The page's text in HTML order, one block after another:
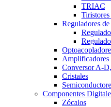
TRIAC
Tiristores
Reguladores
Amplificadores
Conversor A-
Cristales
Componentes
Zócalos